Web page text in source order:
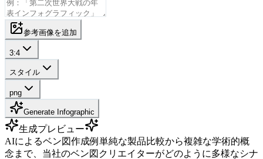
参考画像を追加
3:4
スタイル
png
Generate Infographic
生成プレビュー
AIによるベン図作成例 単純な製品比較から複雑な学術的概
念まで、当社のベン図クリエイターがどのように多様なシナ